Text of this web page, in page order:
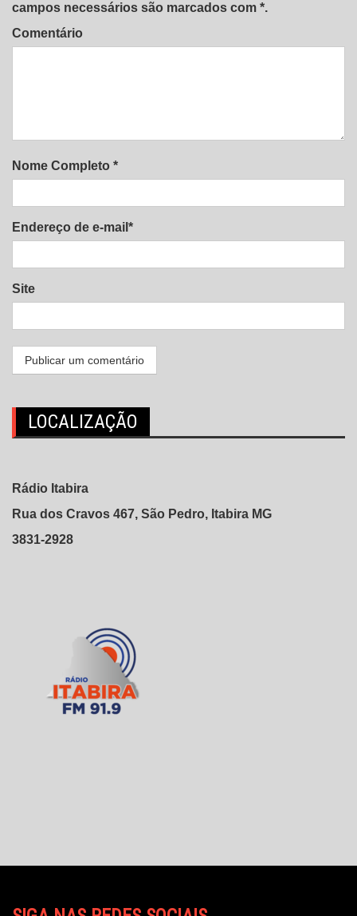
campos necessários são marcados com *.
Comentário
Nome Completo *
Endereço de e-mail*
Site
LOCALIZAÇÃO
Rádio Itabira
Rua dos Cravos 467, São Pedro, Itabira MG
3831-2928